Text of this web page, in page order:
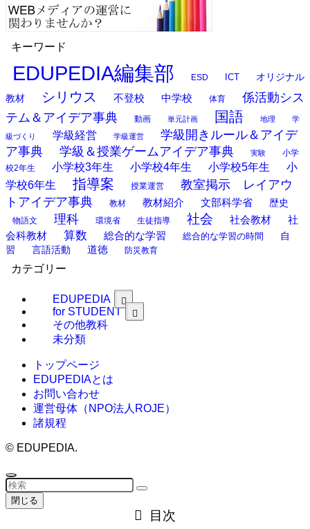
キーワード
EDUPEDIA編集部 ESD ICT
オリジナル
教材
シリウス 不登校 中学校 体育
係活動シス
テム＆アイデア事典
動画 単元計画 国語 地理 学
級づくり 学級経営 学級運営
学級開きルール＆アイデ
ア事典
学級＆授業ゲームアイデア事典 実験
小学
校2年生
小学校3年生 小学校4年生 小学校5年生
小
学校6年生
指導案 授業運営
教室掲示 レイアウ
トアイデア事典
教材 教材紹介 文部科学省 歴史
物語文 理科 環境省 生徒指導 社会 社会教材
社
会科教材
算数 総合的な学習 総合的な学習の時間
自
習
言語活動 道徳 防災教育
カテゴリー
EDUPEDIA
for STUDENT
その他教科
未分類
トップページ
EDUPEDIAとは
お問い合わせ
運営母体（NPO法人ROJE）
諸規程
© EDUPEDIA.
閉じる
目次